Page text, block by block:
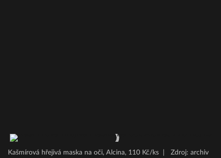
Kašmírová hřejivá maska na oči, Alcina, 110 Kč/ks
Zdroj: archiv